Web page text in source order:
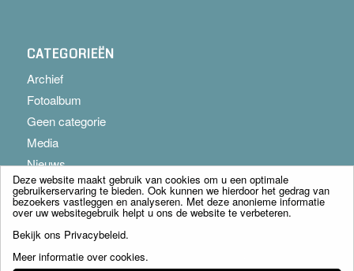
CATEGORIEËN
Archief
Fotoalbum
Geen categorie
Media
Nieuws
© Copyright - Franciscus Huis Weert B.V. - webdesign:
Deze website maakt gebruik van cookies om u een optimale
gebruikerservaring te bieden. Ook kunnen we hierdoor het gedrag van
bezoekers vastleggen en analyseren. Met deze anonieme informatie
over uw websitegebruik helpt u ons de website te verbeteren.
Bekijk ons Privacybeleid.
Meer informatie over cookies.